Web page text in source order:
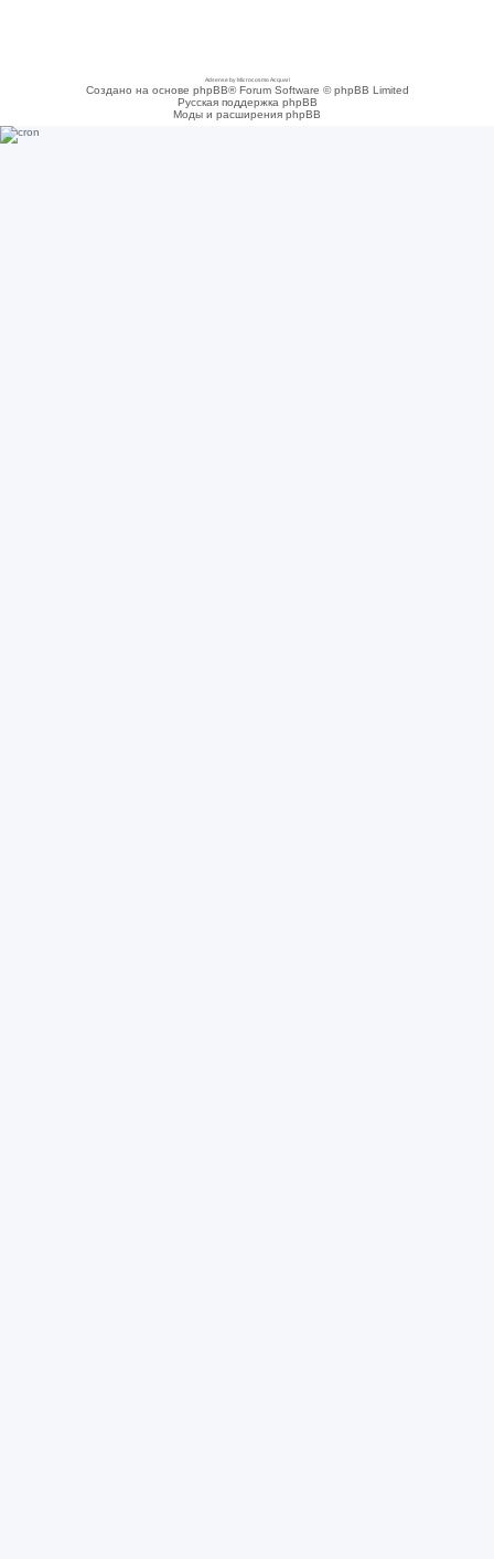
Adsense by Microcosmo Acquari
Создано на основе phpBB® Forum Software © phpBB Limited
Русская поддержка phpBB
Моды и расширения phpBB